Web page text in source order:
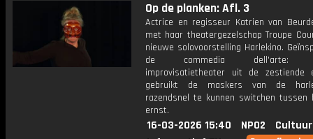
Op de planken: Afl. 3
Actrice en regisseur Katrien van
met haar theatergezelschap Troupe
nieuwe solovoorstelling Harlekino.
de commedia dell'arte:
improvisatietheater uit de zestiende
gebruikt de maskers van de
razendsnel te kunnen switchen tussen
ernst.
16-03-2026 15:40 NPO2